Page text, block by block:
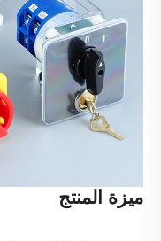
ميزة المنتج